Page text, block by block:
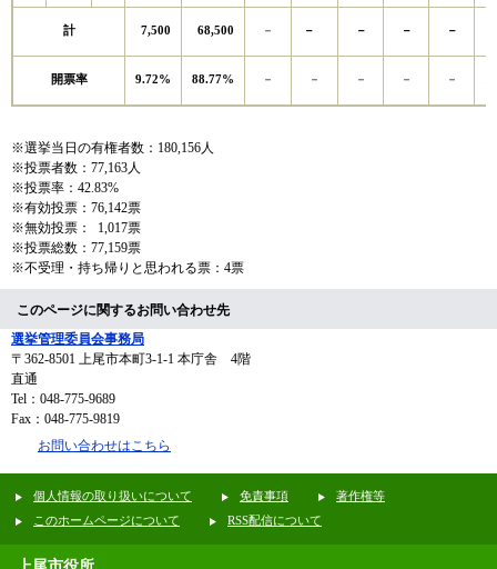
計 7,500 68,500 － － － － －
開票率 9.72% 88.77% － － － － －
※選挙当日の有権者数：180,156人
※投票者数：77,163人
※投票率：42.83%
※有効投票：76,142票
※無効投票： 1,017票
※投票総数：77,159票
※不受理・持ち帰りと思われる票：4票
このページに関するお問い合わせ先
選挙管理委員会事務局
〒362-8501
上尾市本町3-1-1 本庁舎 4階
直通
Tel：048-775-9689
Fax：048-775-9819
お問い合わせはこちら
個人情報の取り扱いについて 免責事項
著作権等
このホームページについて
RSS配信について
上尾市役所